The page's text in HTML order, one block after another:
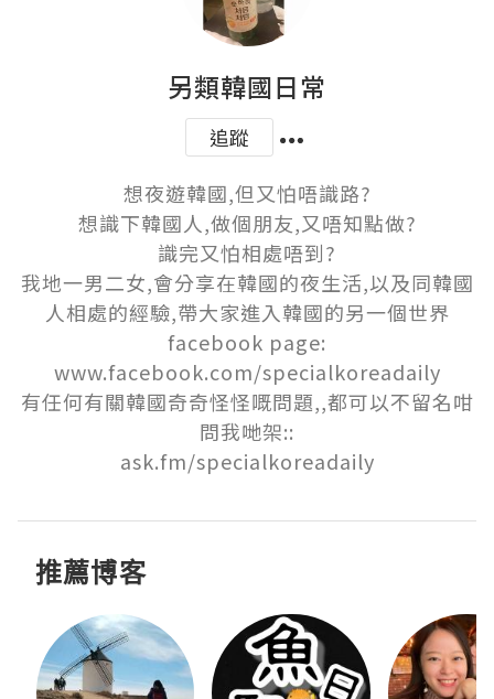
另類韓國日常
追蹤
想夜遊韓國,但又怕唔識路?
想識下韓國人,做個朋友,又唔知點做?
識完又怕相處唔到?
我地一男二女,會分享在韓國的夜生活,以及同韓國
人相處的經驗,帶大家進入韓國的另一個世界
facebook page:
www.facebook.com/specialkoreadaily
有任何有關韓國奇奇怪怪嘅問題,,都可以不留名咁
問我哋架::
ask.fm/specialkoreadaily
推薦博客